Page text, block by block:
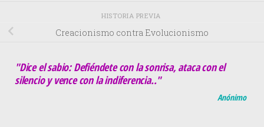
HISTORIA PREVIA
Creacionismo contra Evolucionismo
"Dice el sabio: Defiéndete con la sonrisa, ataca con el
silencio y vence con la indiferencia.."
Anónimo